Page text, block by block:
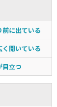
に出ている
く開いている
目立つ